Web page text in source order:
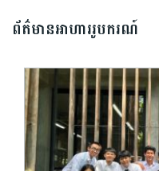
ព័ត៌មានអាហាររូបករណ៍